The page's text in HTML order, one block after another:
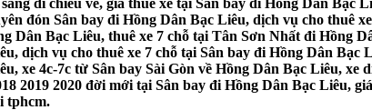
đón Sân bay đi Hồng Dân Bạc Liêu, dịch vụ cho thuê
Dân Bạc Liêu, thuê xe 7 chỗ tại Tân Sơn Nhất đi Hồng
dịch vụ cho thuê xe 7 chỗ tại Sân bay đi Hồng Dân
xe 4c-7c từ Sân bay Sài Gòn về Hồng Dân Bạc Liêu,
2019 2020 đời mới tại Sân bay đi Hồng Dân Bạc Liêu,
tphcm.